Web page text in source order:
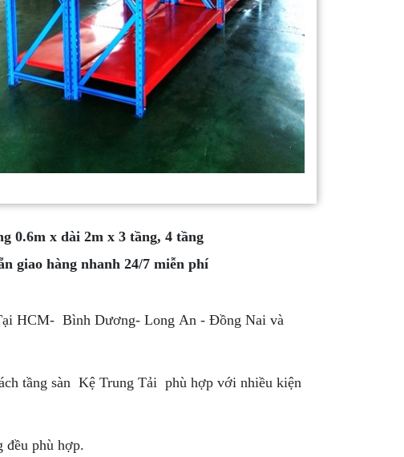
0.6m x dài 2m x 3 tầng, 4 tầng
giao hàng nhanh 24/7 miễn phí
HCM- Bình Dương- Long An - Đồng Nai và
tầng sàn Kệ Trung Tải phù hợp với nhiều kiện
đều phù hợp.